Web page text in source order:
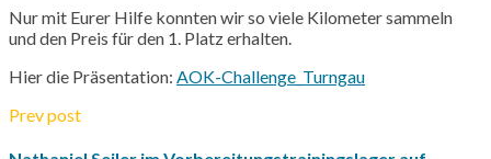
Nur mit Eurer Hilfe konnten wir so viele Kilometer sammeln
und den Preis für den 1. Platz erhalten.
Hier die Präsentation: AOK-Challenge_Turngau
Prev post